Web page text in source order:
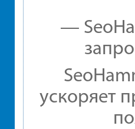
—
ускоряет